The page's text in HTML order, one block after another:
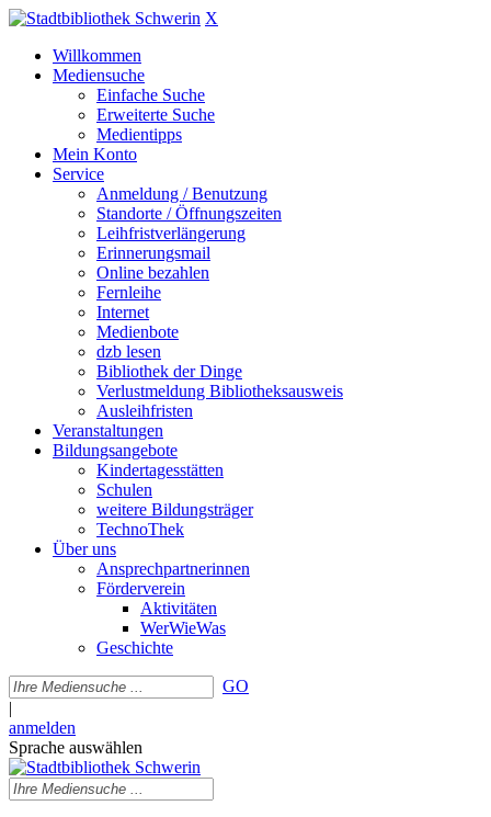
X
Willkommen
Mediensuche
Einfache Suche
Erweiterte Suche
Medientipps
Mein Konto
Service
Anmeldung / Benutzung
Standorte / Öffnungszeiten
Leihfristverlängerung
Erinnerungsmail
Online bezahlen
Fernleihe
Internet
Medienbote
dzb lesen
Bibliothek der Dinge
Verlustmeldung Bibliotheksausweis
Ausleihfristen
Veranstaltungen
Bildungsangebote
Kindertagesstätten
Schulen
weitere Bildungsträger
TechnoThek
Über uns
Ansprechpartnerinnen
Förderverein
Aktivitäten
WerWieWas
Geschichte
GO
|
anmelden
Sprache auswählen